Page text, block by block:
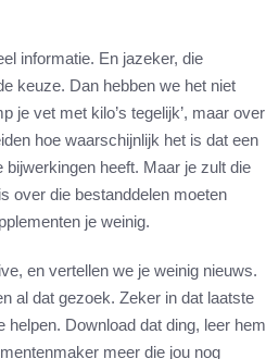
informatie. En jazeker, die
keuze. Dan hebben we het niet
je vet met kilo’s tegelijk’, maar over
hoe waarschijnlijk het is dat een
heeft. Maar je zult die
over die bestanddelen moeten
je weinig.
en vertellen we je weinig nieuws.
al dat gezoek. Zeker in dat laatste
helpen. Download dat ding, leer hem
meer die jou nog